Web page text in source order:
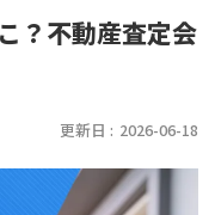
容を選択
？不動産査定会
更新日 : 2026-06-18